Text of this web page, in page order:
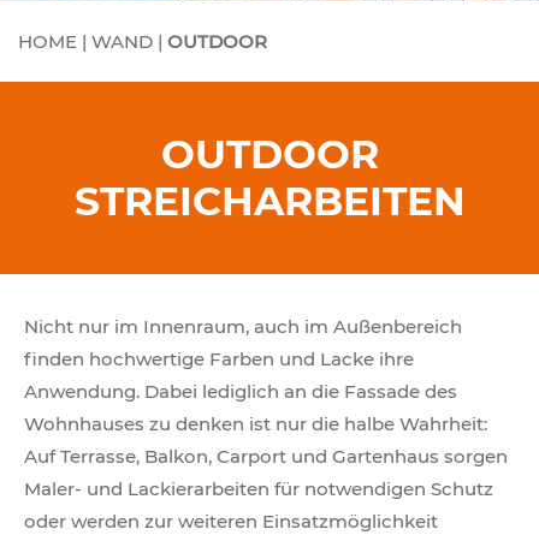
HOME | WAND | OUTDOOR
OUTDOOR
STREICHARBEITEN
Nicht nur im Innenraum, auch im Außenbereich
finden hochwertige Farben und Lacke ihre
Anwendung. Dabei lediglich an die Fassade des
Wohnhauses zu denken ist nur die halbe Wahrheit:
Auf Terrasse, Balkon, Carport und Gartenhaus sorgen
Maler- und Lackierarbeiten für notwendigen Schutz
oder werden zur weiteren Einsatzmöglichkeit